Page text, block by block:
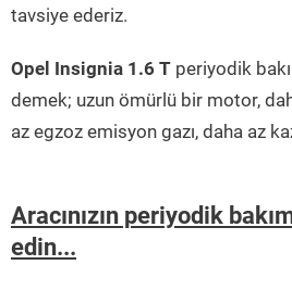
tavsiye ederiz.
Opel Insignia 1.6 T periyodik
demek; uzun ömürlü bir motor,
az egzoz emisyon gazı, daha az
Aracınızın periyodik
edin...